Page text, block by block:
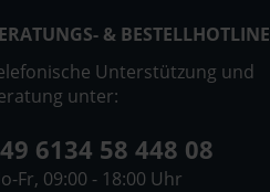
& BESTELLHOTLINE
Unterstützung und
unter:
6134 58 448 08
Fr, 09:00 - 18:00 Uhr